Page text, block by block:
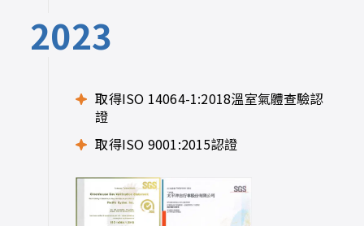
2023
取得ISO 14064-1:2018溫室氣體查驗認
證
取得ISO 9001:2015認證